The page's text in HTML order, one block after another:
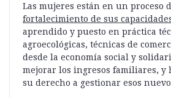
Las mujeres están en un proceso
fortalecimiento de sus
aprendido y puesto en práctica
agroecológicas, técnicas de
desde la economía social y
mejorar los ingresos familiares, y
su derecho a gestionar esos